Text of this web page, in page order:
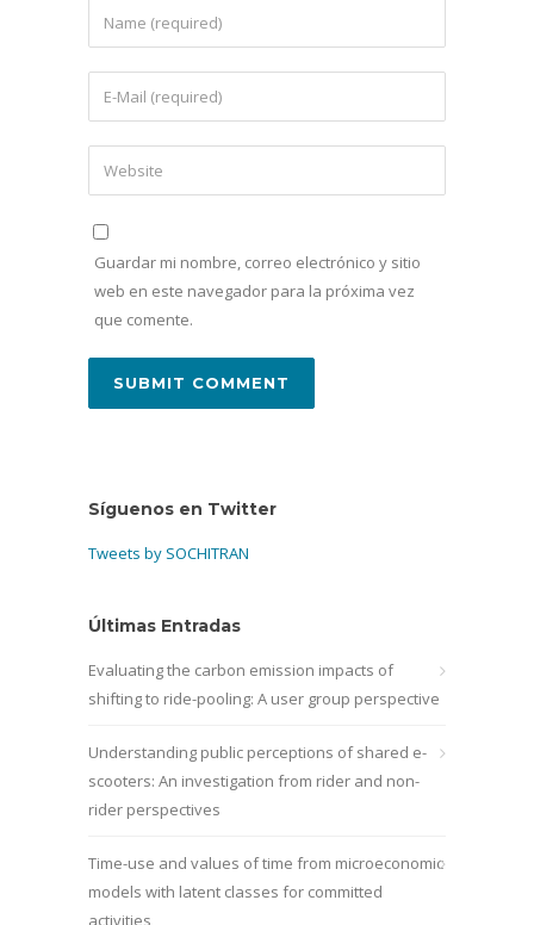
Guardar mi nombre, correo electrónico y sitio
web en este navegador para la próxima vez
que comente.
Síguenos en Twitter
Tweets by SOCHITRAN
Últimas Entradas
Evaluating the carbon emission impacts of
shifting to ride-pooling: A user group perspective
Understanding public perceptions of shared e-
scooters: An investigation from rider and non-
rider perspectives
Time-use and values of time from microeconomic
models with latent classes for committed
activities